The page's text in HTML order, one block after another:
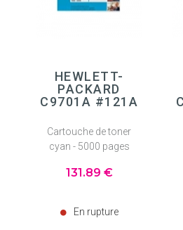
HEWLETT-
PACKARD
C9701A #121A
Cartouche de toner
cyan - 5000 pages
131.89 €
En rupture